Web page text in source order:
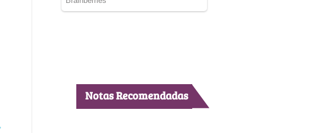
Notas Recomendadas